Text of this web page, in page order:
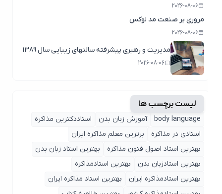
2026-08-06
مروری بر صنعت مد لوکس
2026-08-06
مدیریت و رهبری پیشرفته سالنهای زیبایی سال 1389
2026-08-06
لیست برچسب ها
body language آموزش زبان بدن
استاددکترین مذاکره
استادی در مذاکره
برترین معلم مذاکره ایران
بهترین استاد اصول ‌فنون مذاکره
بهترین استاد زبان بدن
بهترین استادزبان بدن
بهترین استادمذاکره
بهترین استادمذاکره ایران
بهترین استاد مذاکره ایران